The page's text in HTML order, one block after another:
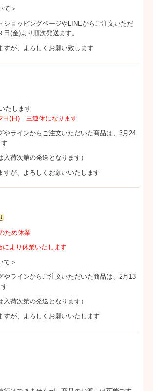
て＞
ショッピングページやLINEからご注文いただ
日(金)より順次発送ます。
すが、よろしくお願い致します
たします
日(日) 三連休になります
やラインからご注文いただいた商品は、3月24
す
入荷次第の発送となります）
すが、よろしくお願いいたします
ため休業
により休業いたします
て＞
やラインからご注文いただいた商品は、2月13
す
入荷次第の発送となります）
すが、よろしくお願いいたします